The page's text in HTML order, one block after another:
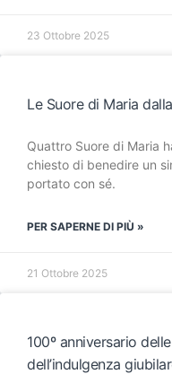
23 Ottobre 2025
Le Suore di Maria
Quattro Suore di Maria
chiesto di benedire un
portato con sé.
PER SAPERNE DI PIÙ »
21 Ottobre 2025
100º anniversario
dell’indulgenza